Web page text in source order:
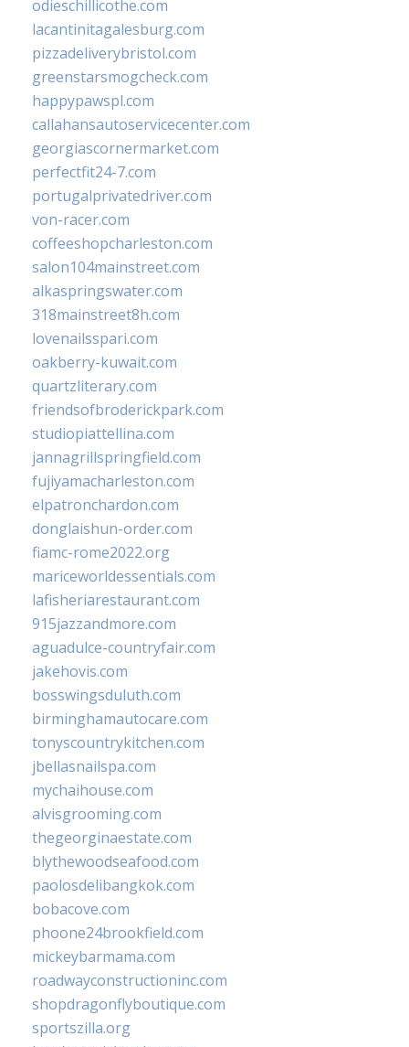
odieschillicothe.com
lacantinitagalesburg.com
pizzadeliverybristol.com
greenstarsmogcheck.com
happypawspl.com
callahansautoservicecenter.com
georgiascornermarket.com
perfectfit24-7.com
portugalprivatedriver.com
von-racer.com
coffeeshopcharleston.com
salon104mainstreet.com
alkaspringswater.com
318mainstreet8h.com
lovenailsspari.com
oakberry-kuwait.com
quartzliterary.com
friendsofbroderickpark.com
studiopiattellina.com
jannagrillspringfield.com
fujiyamacharleston.com
elpatronchardon.com
donglaishun-order.com
fiamc-rome2022.org
mariceworldessentials.com
lafisheriarestaurant.com
915jazzandmore.com
aguadulce-countryfair.com
jakehovis.com
bosswingsduluth.com
birminghamautocare.com
tonyscountrykitchen.com
jbellasnailspa.com
mychaihouse.com
alvisgrooming.com
thegeorginaestate.com
blythewoodseafood.com
paolosdelibangkok.com
bobacove.com
phoone24brookfield.com
mickeybarmama.com
roadwayconstructioninc.com
shopdragonflyboutique.com
sportszilla.org